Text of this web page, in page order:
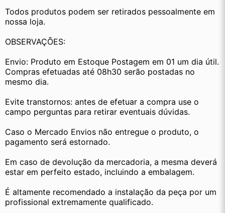
Todos produtos podem ser retirados pessoalmente em
nossa loja.
OBSERVAÇÕES:
Envio: Produto em Estoque Postagem em 01 um dia útil.
Compras efetuadas até 08h30 serão postadas no
mesmo dia.
Evite transtornos: antes de efetuar a compra use o
campo perguntas para retirar eventuais dúvidas.
Caso o Mercado Envios não entregue o produto, o
pagamento será estornado.
Em caso de devolução da mercadoria, a mesma deverá
estar em perfeito estado, incluindo a embalagem.
É altamente recomendado a instalação da peça por um
profissional extremamente qualificado.